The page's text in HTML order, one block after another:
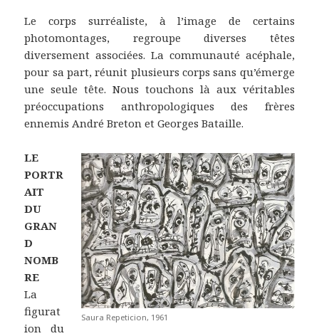
Le corps surréaliste, à l’image de certains
photomontages, regroupe diverses têtes
diversement associées. La communauté acéphale,
pour sa part, réunit plusieurs corps sans qu’émerge
une seule tête. Nous touchons là aux véritables
préoccupations anthropologiques des frères
ennemis André Breton et Georges Bataille.
Saura Repeticion, 1961
LE
PORTR
AIT
DU
GRAN
D
NOMB
RE
La
figurat
ion du